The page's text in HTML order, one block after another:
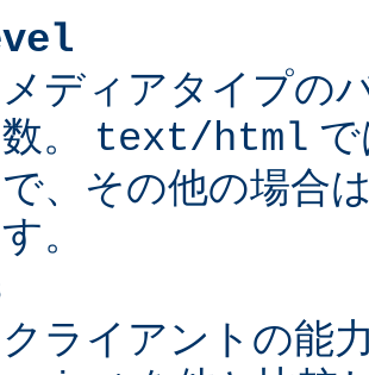
メディアタイプの
数。 text/html
で、その他の場合
す。
クライアントの能